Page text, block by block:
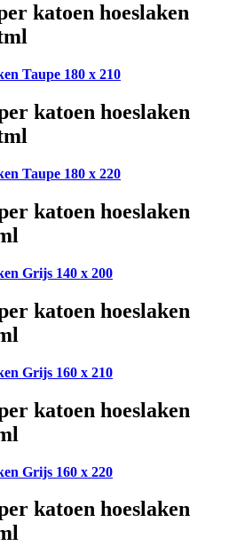
katoen hoeslaken
Taupe 180 x 210
katoen hoeslaken
Taupe 180 x 220
katoen hoeslaken
Grijs 140 x 200
katoen hoeslaken
Grijs 160 x 210
katoen hoeslaken
Grijs 160 x 220
katoen hoeslaken